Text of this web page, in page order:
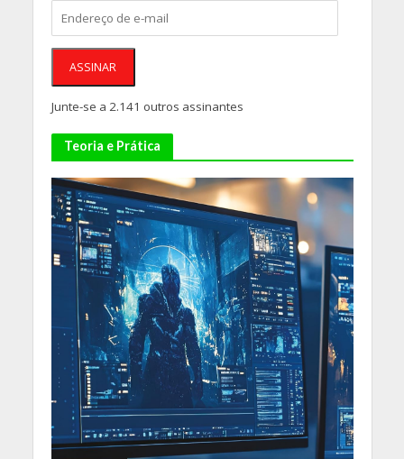
de
e-
ASSINAR
Junte-se a 2.141 outros assinantes
Teoria e Prática